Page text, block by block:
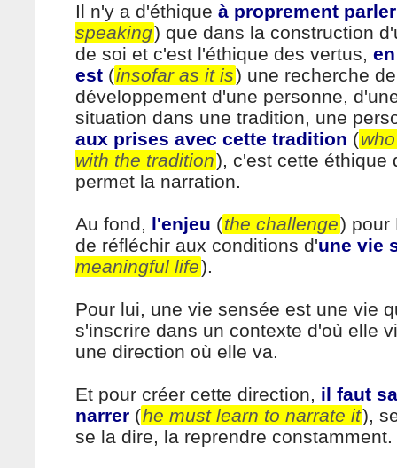
Il n'y a d'éthique à proprement parler
speaking) que dans la construction
de soi et c'est l'éthique des vertus,
est (insofar as it is) une recherche de
développement d'une personne,
situation dans une tradition, une
aux prises avec cette tradition (
with the tradition), c'est cette éthique
permet la narration.
Au fond, l'enjeu (the challenge) pour
de réfléchir aux conditions d'une vie
meaningful life).
Pour lui, une vie sensée est une vie
s'inscrire dans un contexte d'où elle
une direction où elle va.
Et pour créer cette direction, il faut
narrer (he must learn to narrate it),
se la dire, la reprendre constamment.